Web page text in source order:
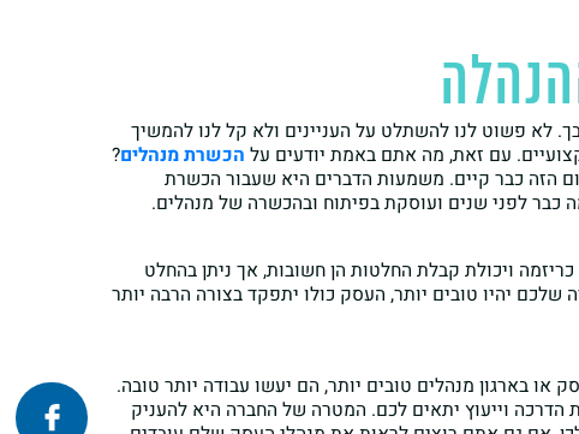
לא פשוט לנו להשתלט על העניינים ולא קל לנו להמשיך
עם זאת, מה אתם באמת יודעים על הכשרת מנהלים?
הזה כבר קיים. משמעות הדברים היא שעבור הכשרת
כבר לפני שנים ועוסקת בפיתוח ובהכשרה של מנהלים.
ויכולת קבלת החלטות הן חשובות, אך ניתן בהחלט
יהיו טובים יותר, העסק כולו יתפקד בצורה הרבה יותר
בארגון מנהלים טובים יותר, הם יעשו עבודה יותר טובה.
הדרכה וייעוץ יתאים לכם. המטרה של החברה היא להעניק